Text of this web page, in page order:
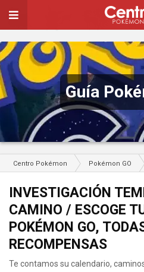
Guía
Centro Pokémon Pokémon GO
INVESTIGACIÓN
CAMINO / ESCOGE
POKÉMON GO,
RECOMPENSAS
Te contamos su calendario,